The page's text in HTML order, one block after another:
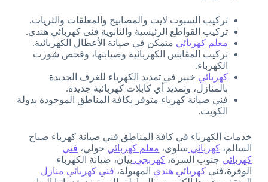
تركيب السبوت لايت والمصابيح والمعلقات والثريات.
تركيب القواطع الرئيسية والثانوية فني كهربائي هندي.
معلم كهربائي متمكن في صيانة الأعطال الكهربائية.
تركيب المقابس الكهربائية وصيانتها، وفحص شورت
الكهرباء.
كهربائي خبير في تمديد الكهرباء للغرف الجديدة
بالمنازل، وتمديد أي كابلات كهربائية جديدة.
فني صيانة كهرباء متوفر بكافة المناطق الموجودة بدولة
الكويت.
خدمات الكهرباء في كافة المناطق فني صيانة كهرباء صباح
السالم، كهربائي سلوى، معلم كهربائي حولي، فني
كهربائي جنوب السرة، كهربجي بيان، صيانة الكهرباء
الوفرة،فني كهربائي هندي المهبولة، فني كهربائي منازل